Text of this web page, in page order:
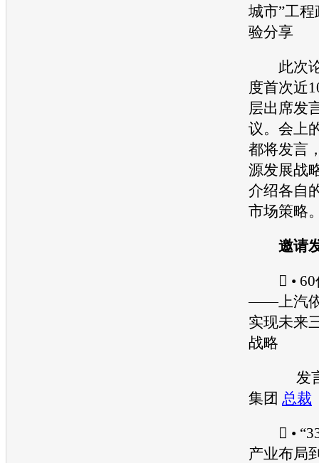
城市”工
验分享
此次论
度首次近
层出席发
议。会上
都将发言
源发展战
介绍各自
市场策略
邀请发
 • 60
——上汽
实现未来
战略
发言
集团 总裁
 •
产业布局